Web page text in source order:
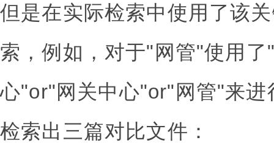
但是在实际检索中使用了该
索，例如，对于"网管"使用
心"or"网关中心"or"网管"来进
检索出三篇对比文件：